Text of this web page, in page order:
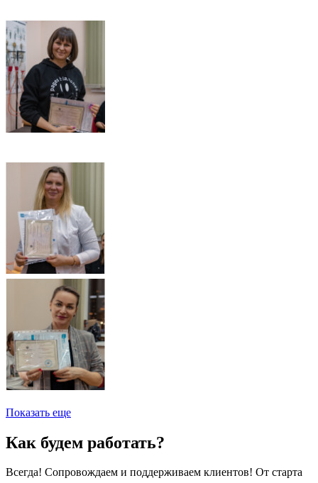
Показать еще
Как будем работать?
Всегда! Сопровождаем и поддерживаем клиентов! От старта